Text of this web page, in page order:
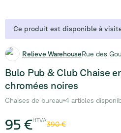
Ce produit est disponible à
Relieve WarehouseRue des
Bulo Pub & Club Chaise
chromées noires
Chaises de bureau 4 articles
95 €HTVA390 €